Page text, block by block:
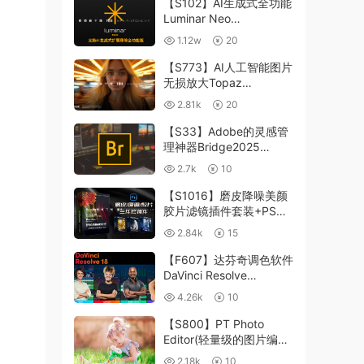
【S102】AI生成式全功能
Luminar Neo
1.24.4(x64)超强修图插件
中文版WIN+MAC含400
个预设
1.12w 20
【S773】AI人工智能图片
无损放大Topaz
Gigapixel AI 8.4.0.1b照
片模糊清晰 PS插件+独立
版 WIN/MAC
2.81k 20
【S33】Adobe的灵感管
理神器Bridge2025
15.0.3 WIN系统 右键可
进入ACR
2.7k 10
【S1016】磨皮降噪美颜
胶片滤镜插件套装+PS动
作 Imagenomic
Professional Plugin Suite
v2027 Win汉化中文版
2.84k 15
【F607】达芬奇调色软件
DaVinci Resolve
Studio18.6Win、Mac 中
文/英文
4.26k 10
【S800】PT Photo
Editor(轻量级的图片编辑
工具)5.10.3汉化版 WIN
2.18k 10